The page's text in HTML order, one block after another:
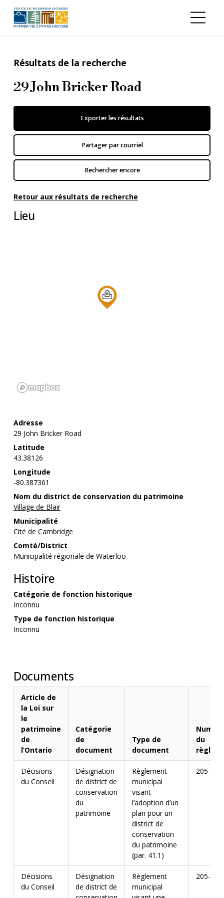
Résultats de la recherche
29 John Bricker Road
Exporter les résultats
Partager par courriel
Rechercher encore
Retour aux résultats de recherche
Lieu
Adresse
29 John Bricker Road
Latitude
43.38126
Longitude
-80.387361
Nom du district de conservation du patrimoine
Village de Blair
Municipalité
Cité de Cambridge
Comté/District
Municipalité régionale de Waterloo
Histoire
Catégorie de fonction historique
Inconnu
Type de fonction historique
Inconnu
Documents
Article de
la Loi sur
le
patrimoine
de
l’Ontario
Catégorie
de
document
Type de
document
du
Décisions
du Conseil
Désignation
de district de
conservation
du
patrimoine
Règlement
municipal
visant
l’adoption d’un
plan pour un
district de
conservation
du patrimoine
(par. 41.1)
205-01
Décisions
du Conseil
Désignation
de district de
Règlement
municipal
205-01